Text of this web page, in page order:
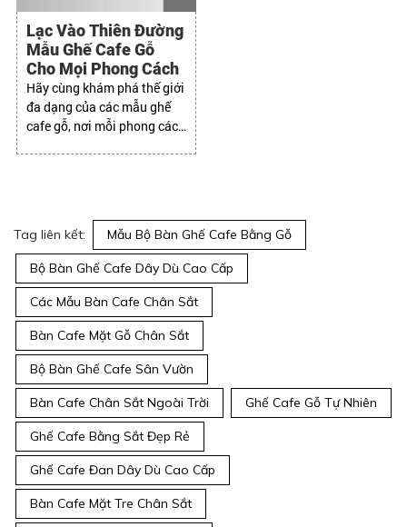
Lạc Vào Thiên Đường
Mẫu Ghế Cafe Gỗ
Cho Mọi Phong Cách
Hãy cùng khám phá thế giới
đa dạng của các mẫu ghế
cafe gỗ, nơi mỗi phong cách
Tag liên kết: Mẫu Bộ Bàn Ghế Cafe Bằng Gỗ
Bộ Bàn Ghế Cafe Dây Dù Cao Cấp
Các Mẫu Bàn Cafe Chân Sắt
Bàn Cafe Mặt Gỗ Chân Sắt
Bộ Bàn Ghế Cafe Sân Vườn
Bàn Cafe Chân Sắt Ngoài Trời Ghế Cafe Gỗ Tự Nhiên
Ghế Cafe Bằng Sắt Đẹp Rẻ
Ghế Cafe Đan Dây Dù Cao Cấp
Bàn Cafe Mặt Tre Chân Sắt